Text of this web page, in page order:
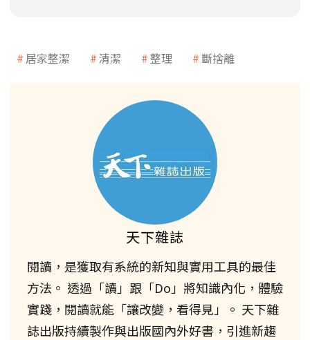
居家整潔 清潔 整理 斷捨離
天下雜誌
閱讀，是獲取有系統的新知與實用工具的最佳
方法。 透過「讀」跟「Do」將知識內化，體驗
實踐，閱讀就能「讓改變，看得見」。 天下雜
誌出版持續製作與出版國內外好書，引進新趨